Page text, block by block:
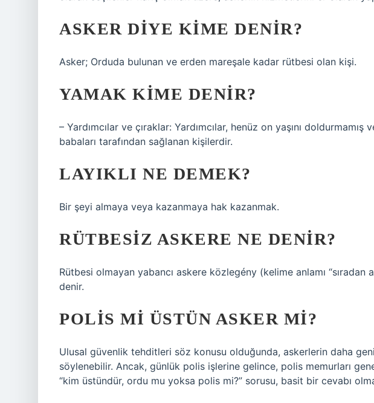
ASKER DIYE KIME DENIR?
Asker; Orduda bulunan ve erden mareşale kadar rütbesi olan kişi.
YAMAK KIME DENIR?
– Yardımcılar ve çıraklar: Yardımcılar, henüz on yaşını
babaları tarafından sağlanan kişilerdir.
LAYIKLI NE DEMEK?
Bir şeyi almaya veya kazanmaya hak kazanmak.
RÜTBESIZ ASKERE NE DENIR?
Rütbesi olmayan yabancı askere közlegény (kelime anlamı “sıradan
denir.
POLIS MI ÜSTÜN ASKER MI?
Ulusal güvenlik tehditleri söz konusu olduğunda, askerlerin daha
söylenebilir. Ancak, günlük polis işlerine gelince, polis memurları
“kim üstündür, ordu mu yoksa polis mi?” sorusu, basit bir cevabı